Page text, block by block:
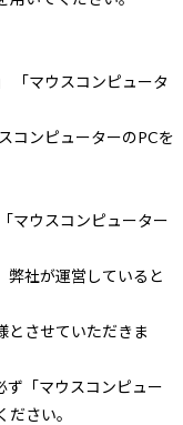
「マウスコンピュータ
コンピューターのPCを
マウスコンピューター
弊社が運営していると
とさせていただきま
ず「マウスコンピュー
さい。